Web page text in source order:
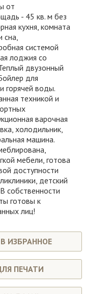
от
- 45 кв. м без
кухня, комната
системой
лоджия со
двузонный
для
горячей воды.
техникой и
варочная
холодильник,
машина.
мебели, готова
доступности
детский
собственности
готовы к
лиц!
ИЗБРАННОЕ
ПЕЧАТИ